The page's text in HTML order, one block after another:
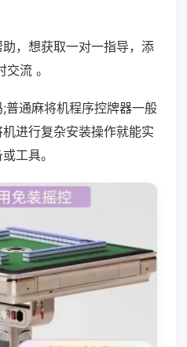
，想获取一对一指导，添
流 。
普通麻将机程序控牌器一般
进行复杂安装操作就能实
工具。